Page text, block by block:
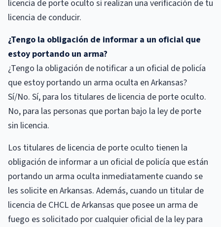
licencia de porte oculto si realizan una verificación de tu
licencia de conducir.
¿Tengo la obligación de informar a un oficial que
estoy portando un arma?
¿Tengo la obligación de notificar a un oficial de policía
que estoy portando un arma oculta en Arkansas?
Sí/No. Sí, para los titulares de licencia de porte oculto.
No, para las personas que portan bajo la ley de porte
sin licencia.
Los titulares de licencia de porte oculto tienen la
obligación de informar a un oficial de policía que están
portando un arma oculta inmediatamente cuando se
les solicite en Arkansas. Además, cuando un titular de
licencia de CHCL de Arkansas que posee un arma de
fuego es solicitado por cualquier oficial de la ley para